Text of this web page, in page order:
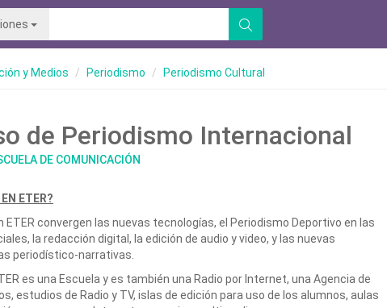
y Medios Periodismo Periodismo Cultural
de Periodismo Internacional
DE COMUNICACIÓN
EN ETER?
ETER convergen las nuevas tecnologías, el Periodismo Deportivo en las
la redacción digital, la edición de audio y video, y las nuevas
periodístico-narrativas.
es una Escuela y es también una Radio por Internet, una Agencia de
estudios de Radio y TV, islas de edición para uso de los alumnos, aulas